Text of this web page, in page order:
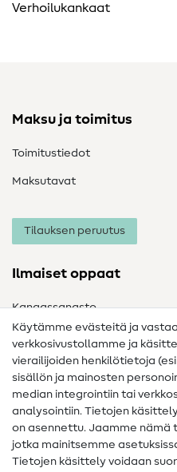
Verhoilukankaat
Maksu ja toimitus
Toimitustiedot
Maksutavat
Tilauksen peruutus
Ilmaiset oppaat
Kangassanasto
Ompelusanasto
Ompeluohjeet
Apua ja yhteystiedot
Yhteystiedot
Tietoa omistajanvaihdoksesta
Käytämme evästeitä ja
verkkosivustollamme ja
vierailijoiden henkilötietoja
sisällön ja mainosten
median integrointiin tai
analysointiin. Tietojen
on asennettu. Jaamme nämä
jotka mainitsemme
Tietojen käsittely voidaan